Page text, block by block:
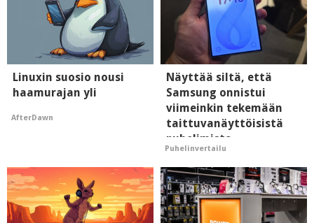
Linuxin suosio nousi
haamurajan yli
AfterDawn
Näyttää siltä, että
Samsung onnistui
viimeinkin tekemään
taittuvanäyttöisistä
puhelimista
supersuosittuja
Puhelinvertailu